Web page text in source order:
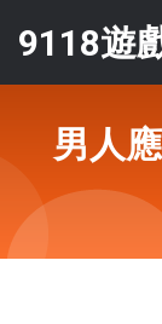
9118遊
男人